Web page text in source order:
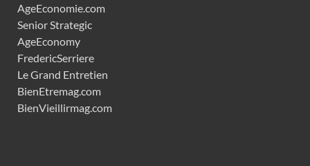
AgeEconomie.com
Senior Strategic
AgeEconomy
FredericSerriere
Le Grand Entretien
BienEtremag.com
BienVieillirmag.com